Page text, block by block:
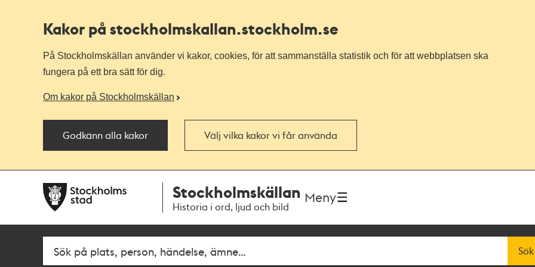
Kakor på stockholmskallan.stockholm.se
På Stockholmskällan använder vi kakor, cookies, för att sammanställa statistik och för att webbplatsen ska
fungera på ett bra sätt för dig.
Om kakor på Stockholmskällan
Godkänn alla kakor Välj vilka kakor vi får använda
navigationen
huvudinnehållet
Stockholmskällan
Historia i ord, ljud och bild
Meny
Fritextsök Sök